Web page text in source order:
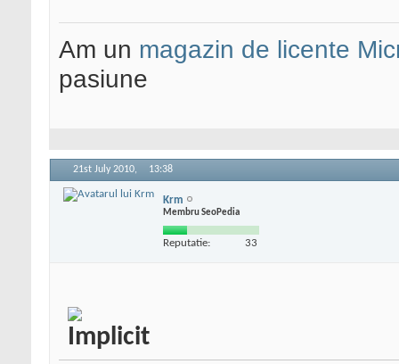
Am un magazin de licente
pasiune
21st July 2010, 13:38
Krm
Membru SeoPedia
Reputatie: 33